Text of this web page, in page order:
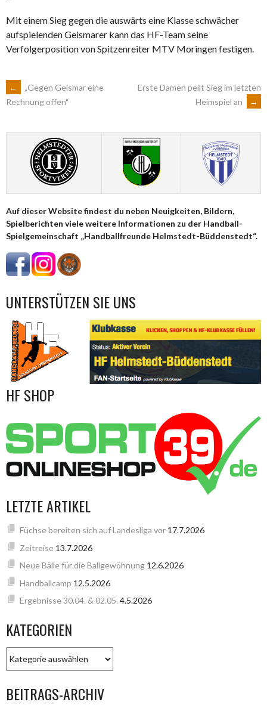
Mit einem Sieg gegen die auswärts eine Klasse schwächer
aufspielenden Geismarer kann das HF-Team seine
Verfolgerposition von Spitzenreiter MTV Moringen festigen.
ARTIKEL-
NAVIGATION
←
„Gegen Geismar eine
Rechnung offen“
Erste Damen peilt Sieg im letzten
Heimspiel an
→
Auf dieser Website findest du neben Neuigkeiten, Bildern,
Spielberichten viele weitere Informationen zu der Handball-
Spielgemeinschaft „Handballfreunde Helmstedt-Büddenstedt“.
UNTERSTÜTZEN SIE UNS
HF SHOP
LETZTE ARTIKEL
Füchse bereiten sich auf Landesliga vor 17.7.2026
Zeitreise 13.7.2026
Neue Bälle für die Ballgewöhnung 12.6.2026
Handballcamp 12.5.2026
Ergebnisse 30.04. & 02.05. 4.5.2026
KATEGORIEN
BEITRAGS-ARCHIV